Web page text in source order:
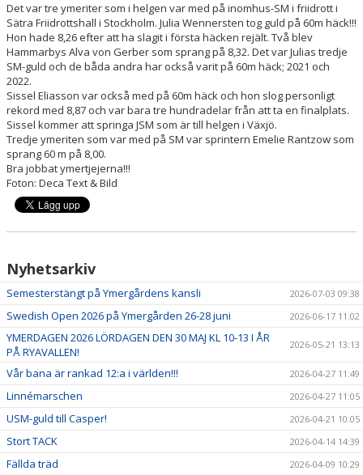
Det var tre ymeriter som i helgen var med på inomhus-SM i friidrott i
Sätra Friidrottshall i Stockholm. Julia Wennersten tog guld på 60m häck!!!
Hon hade 8,26 efter att ha slagit i första häcken rejält. Två blev
Hammarbys Alva von Gerber som sprang på 8,32. Det var Julias tredje
SM-guld och de båda andra har också varit på 60m häck; 2021 och
2022.
Sissel Eliasson var också med på 60m häck och hon slog personligt
rekord med 8,87 och var bara tre hundradelar från att ta en finalplats.
Sissel kommer att springa JSM som är till helgen i Växjö.
Tredje ymeriten som var med på SM var sprintern Emelie Rantzow som
sprang 60 m på 8,00.
Bra jobbat ymertjejerna!!!
Foton: Deca Text & Bild
Nyhetsarkiv
Semesterstängt på Ymergårdens kansli 2026-07-03 09:38
Swedish Open 2026 på Ymergården 26-28 juni 2026-06-17 11:02
YMERDAGEN 2026 LÖRDAGEN DEN 30 MAJ KL 10-13 I ÅR
PÅ RYAVALLEN!
2026-05-21 13:13
Vår bana är rankad 12:a i världen!!! 2026-04-27 11:49
Linnémarschen 2026-04-27 11:05
USM-guld till Casper! 2026-04-21 10:05
Stort TACK 2026-04-14 14:39
Fällda träd 2026-04-09 10:29